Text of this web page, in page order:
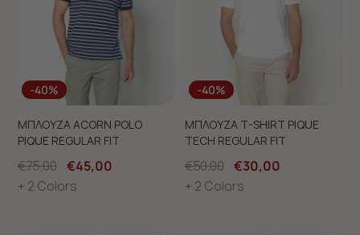
-40%
ΜΠΛΟΥΖΑ ACORN POLO
PIQUE REGULAR FIT
€75,00 €45,00
+ 2 Colors
-40%
ΜΠΛΟΥΖΑ T-SHIRT PIQUE
TECH REGULAR FIT
€50,00 €30,00
+ 2 Colors